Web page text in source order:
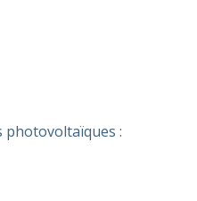
photovoltaïques :